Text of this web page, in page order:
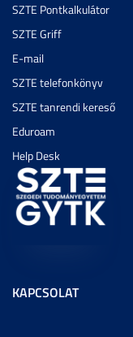
SZTE Pontkalkulátor
SZTE Griff
E-mail
SZTE telefonkönyv
SZTE tanrendi kereső
Eduroam
Help Desk
KAPCSOLAT